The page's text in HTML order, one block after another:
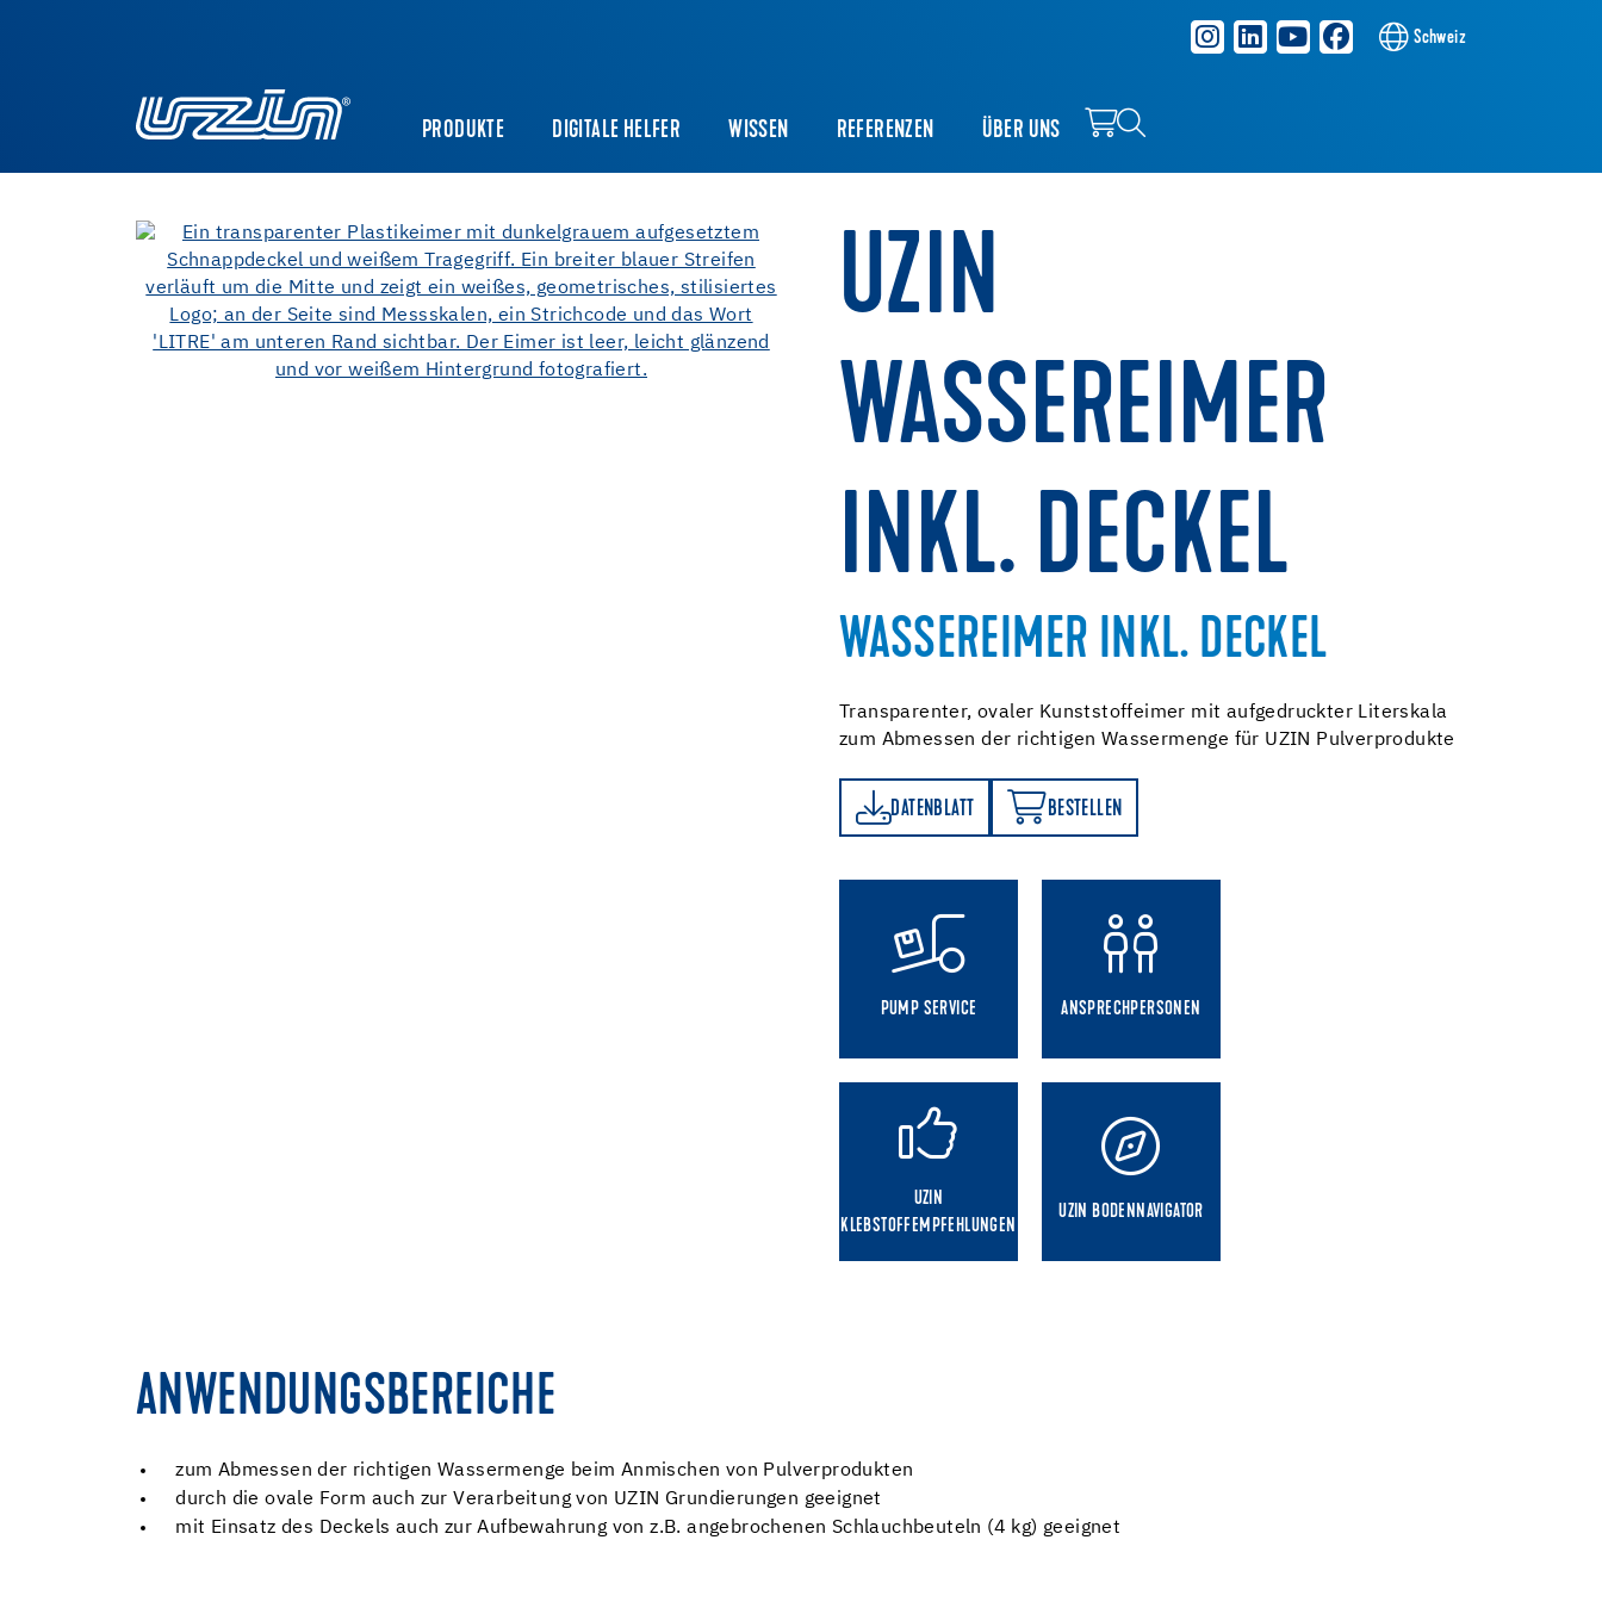
Schweiz
PRODUKTE DIGITALE HELFER WISSEN REFERENZEN ÜBER UNS
UZIN
WASSEREIMER
INKL. DECKEL
WASSEREIMER INKL. DECKEL
Transparenter, ovaler Kunststoffeimer mit aufgedruckter Literskala
zum Abmessen der richtigen Wassermenge für UZIN Pulverprodukte
DATENBLATT BESTELLEN
BESTELLEN
PUMP SERVICE ANSPRECHPERSONEN
UZIN
KLEBSTOFFEMPFEHLUNGEN
UZIN BODENNAVIGATOR
ANWENDUNGSBEREICHE
zum Abmessen der richtigen Wassermenge beim Anmischen von Pulverprodukten
durch die ovale Form auch zur Verarbeitung von UZIN Grundierungen geeignet
mit Einsatz des Deckels auch zur Aufbewahrung von z.B. angebrochenen Schlauchbeuteln (4 kg) geeignet